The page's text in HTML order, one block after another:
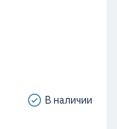
В наличии